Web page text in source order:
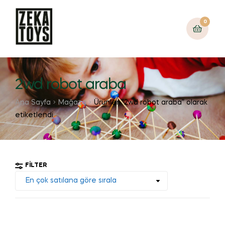
0
2wd robot araba
Ana Sayfa Mağaza
Ürünler “2wd robot araba” olarak
etiketlendi
FILTER